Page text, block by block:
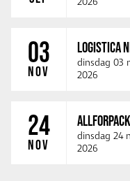
03
NOV
LOGISTICA
dinsdag 03
2026
24
NOV
dinsdag 24
2026